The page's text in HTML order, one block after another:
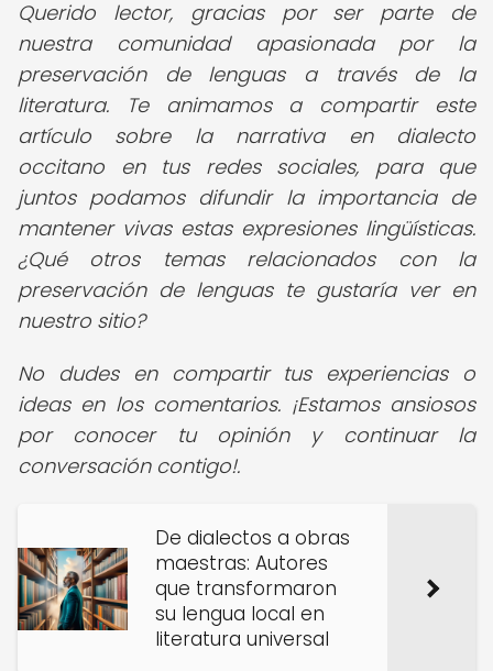
Querido lector, gracias por ser parte de
nuestra comunidad apasionada por la
preservación de lenguas a través de la
literatura. Te animamos a compartir este
artículo sobre la narrativa en dialecto
occitano en tus redes sociales, para que
juntos podamos difundir la importancia de
mantener vivas estas expresiones lingüísticas.
¿Qué otros temas relacionados con la
preservación de lenguas te gustaría ver en
nuestro sitio?
No dudes en compartir tus experiencias o
ideas en los comentarios. ¡Estamos ansiosos
por conocer tu opinión y continuar la
conversación contigo!.
De dialectos a obras
maestras: Autores
que transformaron
su lengua local en
literatura universal